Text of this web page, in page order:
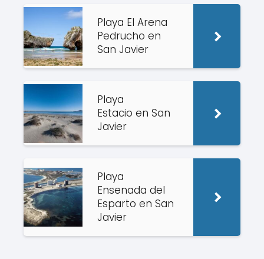
Playa El Arena
Pedrucho en
San Javier
Playa
Estacio en San
Javier
Playa
Ensenada del
Esparto en San
Javier